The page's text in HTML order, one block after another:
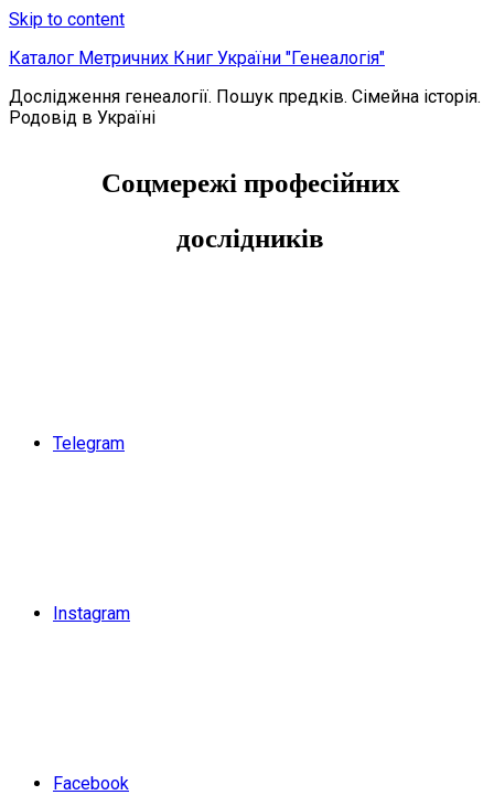
Skip to content
Каталог Метричних Книг України "Генеалогія"
Дослідження генеалогії. Пошук предків. Сімейна історія.
Родовід в Україні
Соцмережі професійних
дослідників
Telegram
Instagram
Facebook